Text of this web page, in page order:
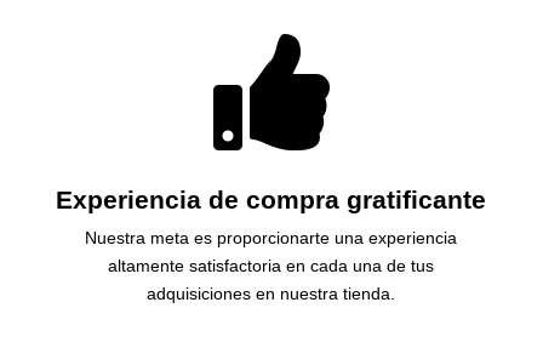

Experiencia de compra gratificante
Nuestra meta es proporcionarte una experiencia
altamente satisfactoria en cada una de tus
adquisiciones en nuestra tienda.